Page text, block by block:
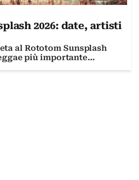
2026: date, artisti
al Rototom Sunsplash
più importante